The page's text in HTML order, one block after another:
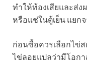
ทำให้ท้องเสียและส่ง
หรือแช่ในตู้เย็น แยก
ก่อนซื้อควรเลือกไข่
ไข่ลอยแปลว่ามีโอกา